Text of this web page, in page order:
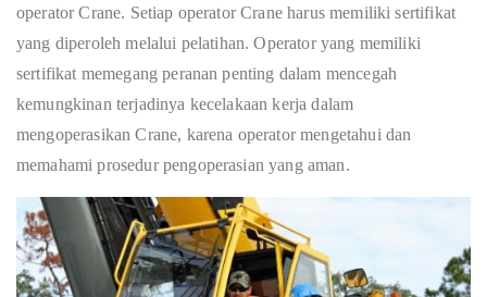
operator Crane. Setiap operator Crane harus memiliki sertifikat
yang diperoleh melalui pelatihan. Operator yang memiliki
sertifikat memegang peranan penting dalam mencegah
kemungkinan terjadinya kecelakaan kerja dalam
mengoperasikan Crane, karena operator mengetahui dan
memahami prosedur pengoperasian yang aman.